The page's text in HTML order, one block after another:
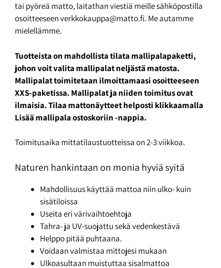
tai pyöreä matto, laitathan viestiä meille sähköpostilla
osoitteeseen verkkokauppa@matto.fi. Me autamme
mielellämme.
Tuotteista on mahdollista tilata mallipalapaketti,
johon voit valita mallipalat neljästä matosta.
Mallipalat toimitetaan ilmoittamaasi osoitteeseen
XXS-paketissa. Mallipalat ja niiden toimitus ovat
ilmaisia. Tilaa mattonäytteet helposti klikkaamalla
Lisää mallipala ostoskoriin -nappia.
Toimitusaika mittatilaustuotteissa on 2-3 viikkoa.
Naturen hankintaan on monia hyviä syitä
Mahdollisuus käyttää mattoa niin ulko- kuin
sisätiloissa
Useita eri värivaihtoehtoja
Tahra- ja UV-suojattu sekä vedenkestävä
Helppo pitää puhtaana.
Voidaan valmistaa mittojesi mukaan
Ulkoasultaan muistuttaa sisalmattoa